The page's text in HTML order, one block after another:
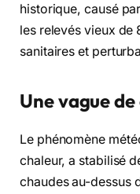
historique, causé
les relevés vieux de
sanitaires et
Une vague
Le phénomène
chaleur, a stabilisé
chaudes au-dessus